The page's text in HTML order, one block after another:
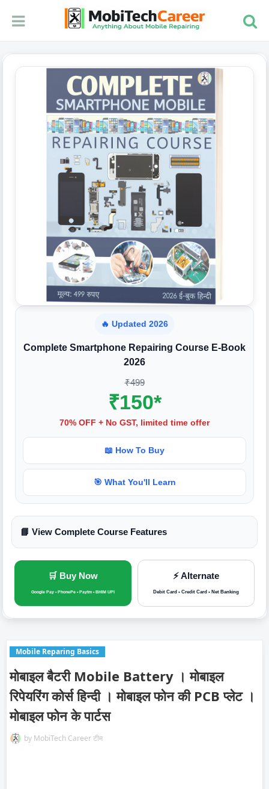
🔥 Updated 2026
Complete Smartphone Repairing Course E-Book
2026
₹499
₹150*
70% OFF + No GST, limited time offer
📖 How To Buy
🎯 What You'll Learn
📘 View Complete Course Features
🛒 Buy Now
Google Pay • PhonePe • Paytm • BHIM UPI
⚡ Alternate
Debit Card • Credit Card • Net Banking
Mobile Reparing Basics
मोबाइल बैटरी Mobile Battery । मोबाइल
रिपेयरिंग कोर्स हिन्दी । मोबाइल फोन की PCB प्लेट ।
मोबाइल फोन के पार्टस
by MobiTech Career टीम